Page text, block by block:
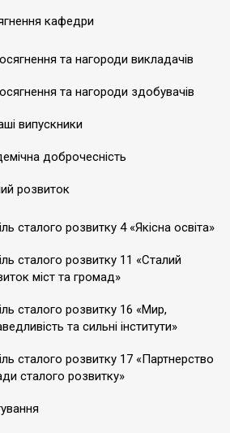
кафедри
та нагороди викладачів
та нагороди здобувачів
випускники
доброчесність
розвиток
сталого розвитку 4 «Якісна освіта»
сталого розвитку 11 «Сталий
міст та громад»
сталого розвитку 16 «Мир,
та сильні інститути»
сталого розвитку 17 «Партнерство
сталого розвитку»